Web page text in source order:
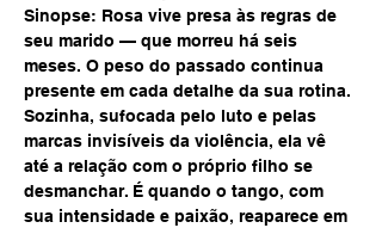
Sinopse: Rosa vive presa às regras de
seu marido — que morreu há seis
meses. O peso do passado continua
presente em cada detalhe da sua rotina.
Sozinha, sufocada pelo luto e pelas
marcas invisíveis da violência, ela vê
até a relação com o próprio filho se
desmanchar. É quando o tango, com
sua intensidade e paixão, reaparece em